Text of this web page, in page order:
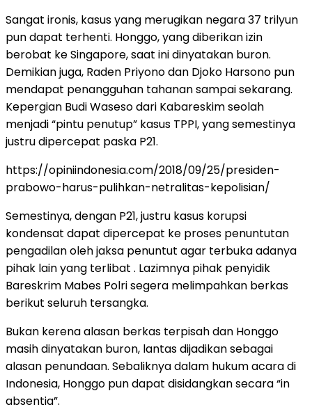
Sangat ironis, kasus yang merugikan negara 37 trilyun
pun dapat terhenti. Honggo, yang diberikan izin
berobat ke Singapore, saat ini dinyatakan buron.
Demikian juga, Raden Priyono dan Djoko Harsono pun
mendapat penangguhan tahanan sampai sekarang.
Kepergian Budi Waseso dari Kabareskim seolah
menjadi “pintu penutup” kasus TPPI, yang semestinya
justru dipercepat paska P21.
https://opiniindonesia.com/2018/09/25/presiden-
prabowo-harus-pulihkan-netralitas-kepolisian/
Semestinya, dengan P21, justru kasus korupsi
kondensat dapat dipercepat ke proses penuntutan
pengadilan oleh jaksa penuntut agar terbuka adanya
pihak lain yang terlibat . Lazimnya pihak penyidik
Bareskrim Mabes Polri segera melimpahkan berkas
berikut seluruh tersangka.
Bukan kerena alasan berkas terpisah dan Honggo
masih dinyatakan buron, lantas dijadikan sebagai
alasan penundaan. Sebaliknya dalam hukum acara di
Indonesia, Honggo pun dapat disidangkan secara “in
absentia”.